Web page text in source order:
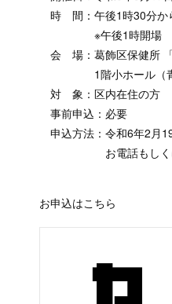
時 間：午後1時30分か
※午後1時開場
会 場：葛飾区保健所
1階小ホール（青
対 象：区内在住の方
事前申込：必要
申込方法：令和6年2月
お電話もしくはオン
お申込はこちら